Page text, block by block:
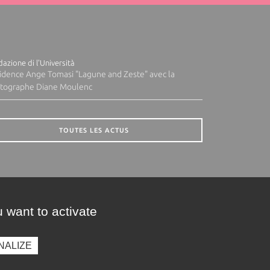
di l'Università
Ange Tomasi "Lagune and Zeste" avec la
Diane Moulenc
TOUTES LES ACTUS
want to activate